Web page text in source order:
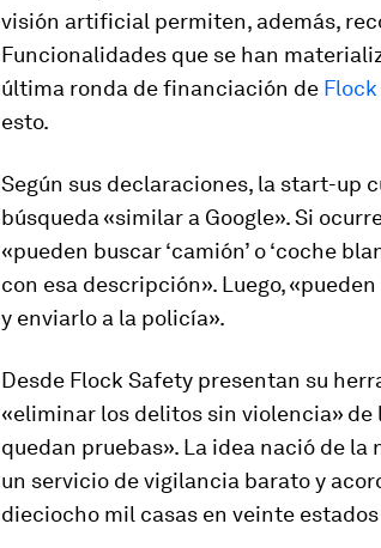
visión artificial permiten, además,
Funcionalidades que se han
última ronda de financiación de
esto.
Según sus declaraciones, la start-up
búsqueda «similar a Google». Si
«pueden buscar ‘camión’ o ‘coche
con esa descripción». Luego,
y enviarlo a la policía».
Desde Flock Safety presentan su
«eliminar los delitos sin violencia» de
quedan pruebas». La idea nació de
un servicio de vigilancia barato y
dieciocho mil casas en veinte